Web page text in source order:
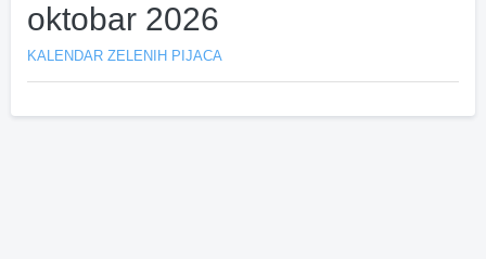
oktobar 2026
KALENDAR ZELENIH PIJACA